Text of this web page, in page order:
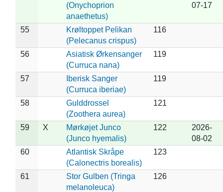
(Onychoprion
anaethetus)
07-17
55
Krøltoppet Pelikan
(Pelecanus crispus)
116
56
Asiatisk Ørkensanger
(Curruca nana)
119
57
Iberisk Sanger
(Curruca iberiae)
119
58
Gulddrossel
(Zoothera aurea)
121
59 X
Mørkøjet Junco
(Junco hyemalis)
122
2026-
08-02
60
Atlantisk Skråpe
(Calonectris borealis)
123
61
Stor Gulben (Tringa
melanoleuca)
126